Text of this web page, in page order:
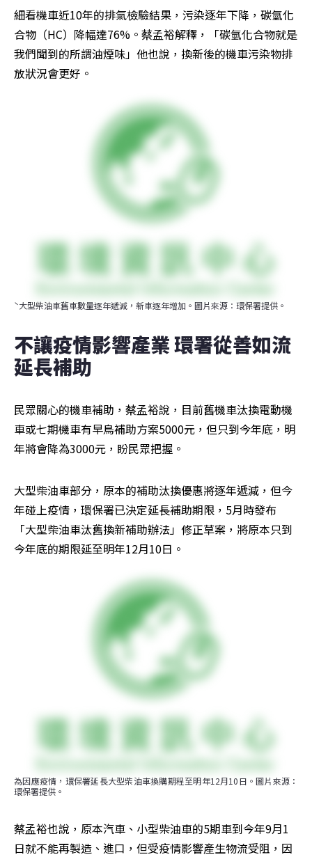
細看機車近10年的排氣檢驗結果，污染逐年下降，碳氫化
合物（HC）降幅達76%。蔡孟裕解釋，「碳氫化合物就是
我們聞到的所謂油煙味」他也說，換新後的機車污染物排
放狀況會更好。
ˋ大型柴油車舊車數量逐年遞減，新車逐年增加。圖片來源：環保署提供。
不讓疫情影響產業 環署從善如流
延長補助
民眾關心的機車補助，蔡孟裕說，目前舊機車汰換電動機
車或七期機車有早鳥補助方案5000元，但只到今年底，明
年將會降為3000元，盼民眾把握。
大型柴油車部分，原本的補助汰換優惠將逐年遞減，但今
年碰上疫情，環保署已決定延長補助期限，5月時發布
「大型柴油車汰舊換新補助辦法」修正草案，將原本只到
今年底的期限延至明年12月10日。
為因應疫情，環保署延長大型柴油車換購期程至明年12月10日。圖片來源：
環保署提供。
蔡孟裕也說，原本汽車、小型柴油車的5期車到今年9月1
日就不能再製造、進口，但受疫情影響產生物流受阻，因